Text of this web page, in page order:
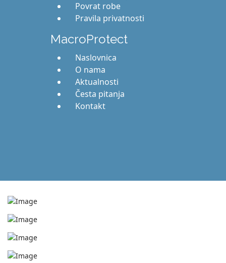
Povrat robe
Pravila privatnosti
MacroProtect
Naslovnica
O nama
Aktualnosti
Česta pitanja
Kontakt